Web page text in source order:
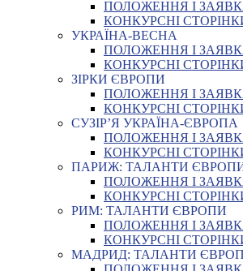
ПОЛОЖЕННЯ І
КОНКУРСНІ
УКРАЇНА-ВЕСНА
ПОЛОЖЕННЯ І
КОНКУРСНІ
ЗІРКИ ЄВРОПИ
ПОЛОЖЕННЯ І
КОНКУРСНІ
СУЗІР’Я УКРАЇНА-ЄВРОПА
ПОЛОЖЕННЯ І
КОНКУРСНІ
ПАРИЖ: ТАЛАНТИ
ПОЛОЖЕННЯ І
КОНКУРСНІ
РИМ: ТАЛАНТИ ЄВРОПИ
ПОЛОЖЕННЯ І
КОНКУРСНІ
МАДРИД: ТАЛАНТИ